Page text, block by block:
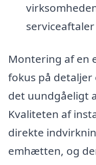
Montering af en
fokus på
det uundgåeligt
Kvaliteten af
direkte
emhætten, og